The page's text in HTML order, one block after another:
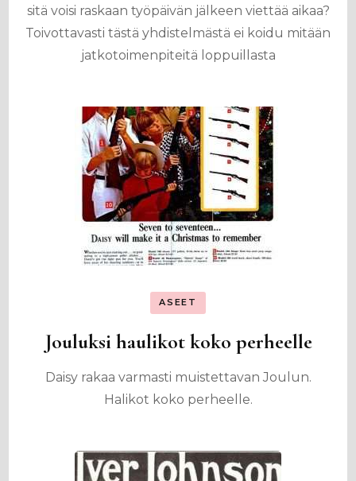
sitä voisi raskaan työpäivän jälkeen viettää aikaa?
Toivottavasti tästä yhdistelmästä ei koidu mitään
jatkotoimenpiteitä loppuillasta
ASEET
Jouluksi haulikot koko perheelle
Daisy rakaa varmasti muistettavan Joulun.
Halikot koko perheelle.